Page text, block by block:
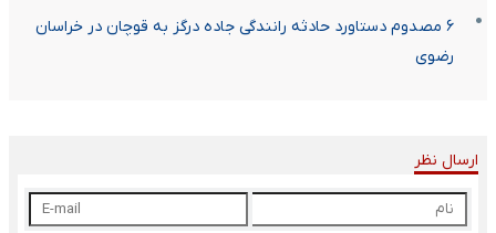
۶ مصدوم دستاورد حادثه رانندگی جاده درگز به قوچان در خراسان
رضوی
ارسال نظر